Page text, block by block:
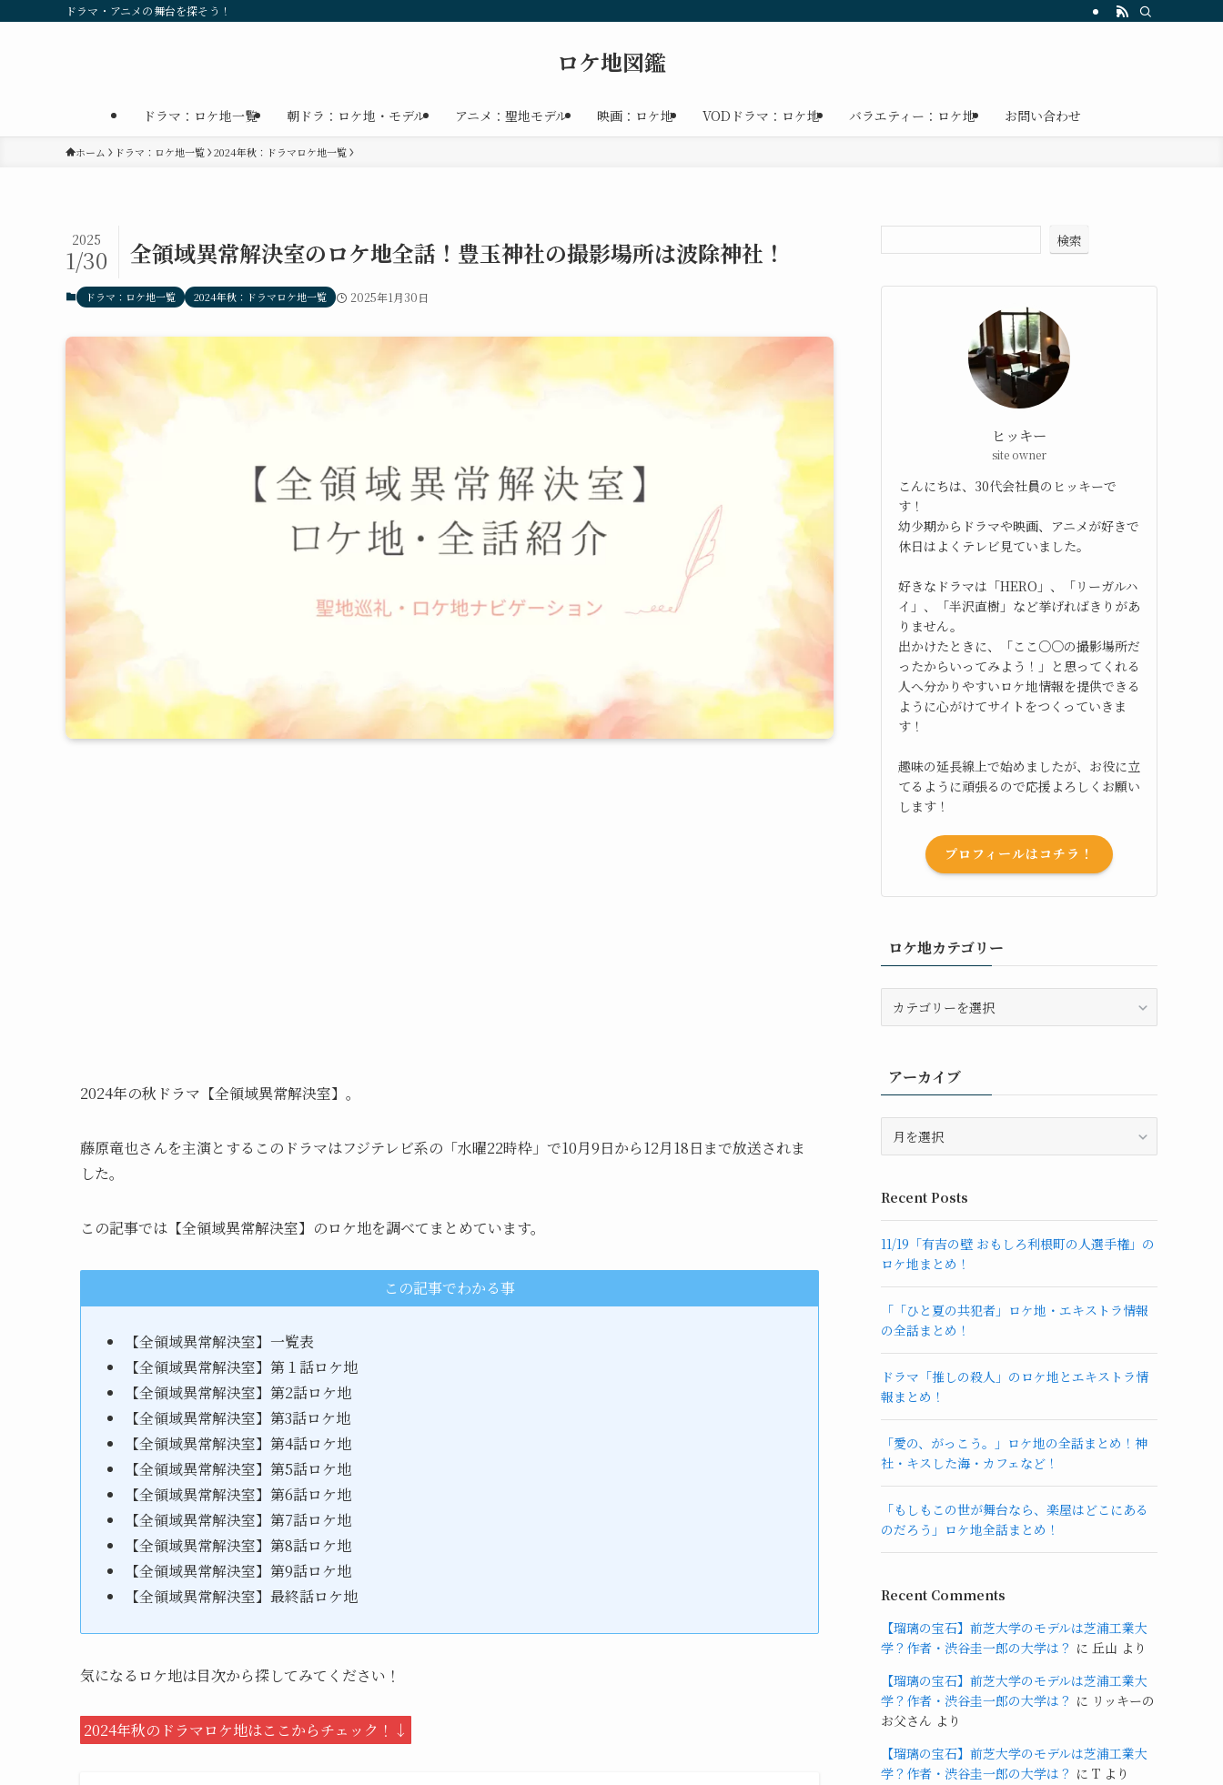
ドラマ・アニメの舞台を探そう！
ロケ地図鑑
ドラマ：ロケ地一覧 朝ドラ：ロケ地・モデル アニメ：聖地モデル 映画：ロケ地 VODドラマ：ロケ地 バラエティー：ロケ地 お問い合わせ
ホーム ドラマ：ロケ地一覧 2024年秋：ドラマロケ地一覧
全領域異常解決室のロケ地全話！豊玉神社の撮影場所は波除神社！
2025
1/30
ドラマ：ロケ地一覧 2024年秋：ドラマロケ地一覧 2025年1月30日
2024年の秋ドラマ【全領域異常解決室】。
藤原竜也さんを主演とするこのドラマはフジテレビ系の「水曜22時枠」で10月9日から12月18日まで放送されま
した。
この記事では【全領域異常解決室】のロケ地を調べてまとめています。
この記事でわかる事
【全領域異常解決室】一覧表
【全領域異常解決室】第１話ロケ地
【全領域異常解決室】第2話ロケ地
【全領域異常解決室】第3話ロケ地
【全領域異常解決室】第4話ロケ地
【全領域異常解決室】第5話ロケ地
【全領域異常解決室】第6話ロケ地
【全領域異常解決室】第7話ロケ地
【全領域異常解決室】第8話ロケ地
【全領域異常解決室】第9話ロケ地
【全領域異常解決室】最終話ロケ地
気になるロケ地は目次から探してみてください！
2024年秋のドラマロケ地はここからチェック！↓
検索
ヒッキー
site owner
こんにちは、30代会社員のヒッキーで
す！
幼少期からドラマや映画、アニメが好きで
休日はよくテレビ見ていました。
好きなドラマは「HERO」、「リーガルハ
イ」、「半沢直樹」など挙げればきりがあ
りません。
出かけたときに、「ここ○○の撮影場所だ
ったからいってみよう！」と思ってくれる
人へ分かりやすいロケ地情報を提供できる
ように心がけてサイトをつくっていきま
す！
趣味の延長線上で始めましたが、お役に立
てるように頑張るので応援よろしくお願い
します！
プロフィールはコチラ！
ロケ地カテゴリー
テ
ゴ
リ
アーカイブ
ブ
Recent Posts
11/19「有吉の壁 おもしろ利根町の人選手権」の
ロケ地まとめ！
「「ひと夏の共犯者」ロケ地・エキストラ情報
の全話まとめ！
ドラマ「推しの殺人」のロケ地とエキストラ情
報まとめ！
「愛の、がっこう。」ロケ地の全話まとめ！神
社・キスした海・カフェなど！
「もしもこの世が舞台なら、楽屋はどこにある
のだろう」ロケ地全話まとめ！
Recent Comments
【瑠璃の宝石】前芝大学のモデルは芝浦工業大
学？作者・渋谷圭一郎の大学は？ に 丘山 より
【瑠璃の宝石】前芝大学のモデルは芝浦工業大
学？作者・渋谷圭一郎の大学は？ に リッキーの
お父さん より
【瑠璃の宝石】前芝大学のモデルは芝浦工業大
学？作者・渋谷圭一郎の大学は？ に T より